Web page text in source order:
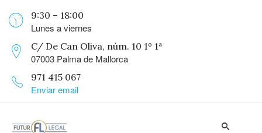
9:30 – 18:00
Lunes a viernes
C/ De Can Oliva, núm. 10 1º 1ª
07003 Palma de Mallorca
971 415 067
Enviar email